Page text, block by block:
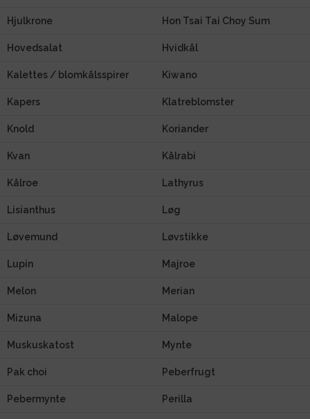
Hjulkrone Hon Tsai Tai Choy Sum
Hovedsalat Hvidkål
Kalettes / blomkålsspirer Kiwano
Kapers Klatreblomster
Knold Koriander
Kvan Kålrabi
Kålroe Lathyrus
Lisianthus Løg
Løvemund Løvstikke
Lupin Majroe
Melon Merian
Mizuna Malope
Muskuskatost Mynte
Pak choi Peberfrugt
Pebermynte Perilla